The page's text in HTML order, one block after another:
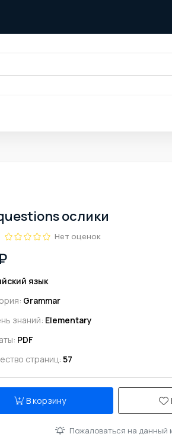
ослики
Нет оценок
язык
Grammar
знаний: Elementary
PDF
страниц: 57
В корзину
Пожаловаться на данный